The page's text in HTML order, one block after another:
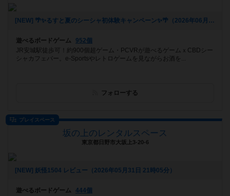
[NEW] 🌴✨るすと夏のシーシャ初体験キャンペーン✨🌴（2026年06月03日 02時03分）
遊べるボードゲーム
952個
JR安城駅徒歩可！約900個超ゲーム・PCVRが遊べるゲームｘCBDシー
シャカフェバー。e-Sportsやレトロゲームを見ながらお酒を...
フォローする
プレイスペース
坂の上のレンタルスペース
東京都日野市大坂上3-20-6
[NEW] 妖怪1504 レビュー（2026年05月31日 21時05分）
遊べるボードゲーム
444個